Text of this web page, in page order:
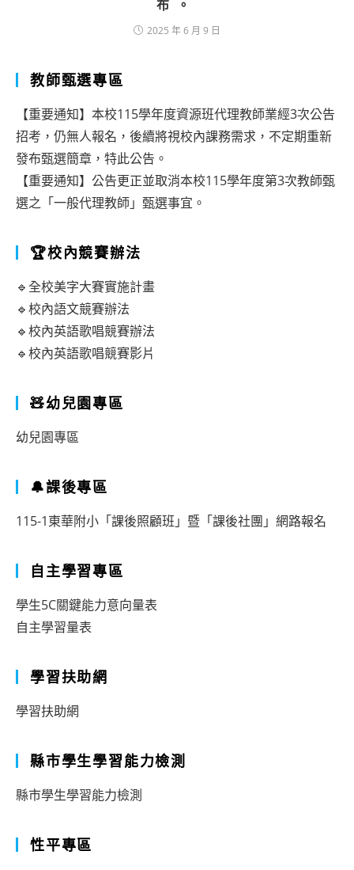
布。
2025 年 6 月 9 日
教師甄選專區
【重要通知】本校115學年度資源班代理教師業經3次公告
招考，仍無人報名，後續將視校內課務需求，不定期重新
發布甄選簡章，特此公告。
【重要通知】公告更正並取消本校115學年度第3次教師甄
選之「一般代理教師」甄選事宜。
🏆校內競賽辦法
🔹全校美字大賽實施計畫
🔹校內語文競賽辦法
🔹校內英語歌唱競賽辦法
🔹校內英語歌唱競賽影片
🧸幼兒園專區
幼兒園專區
🔔課後專區
115-1東華附小「課後照顧班」暨「課後社團」網路報名
自主學習專區
學生5C關鍵能力意向量表
自主學習量表
學習扶助網
學習扶助網
縣市學生學習能力檢測
縣市學生學習能力檢測
性平專區